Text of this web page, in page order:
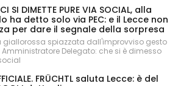
SI DIMETTE PURE VIA SOCIAL, alla
ha detto solo via PEC: e il Lecce non
per dare il segnale della sorpresa
giallorossa spiazzata dall'improvviso gesto
Amministratore Delegato: che si è dimesso
FRÜCHTL saluta Lecce: è del